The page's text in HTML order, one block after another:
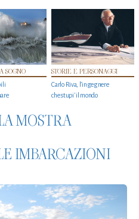
SOGNO STORIE E PERSONAGGI
Carlo Riva, l’ingegnere
che stupi' il mondo
MOSTRA
IMBARCAZIONI